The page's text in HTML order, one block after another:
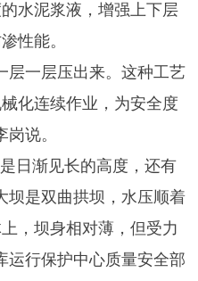
水泥浆液，增强上下层
性能。
层一层压出来。这种工艺
化连续作业，为安全度
说。
日渐见长的高度，还有
坝是双曲拱坝，水压顺着
，坝身相对薄，但受力
运行保护中心质量安全部